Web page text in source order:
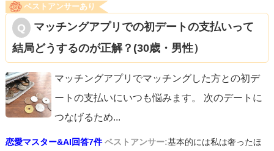
ベストアンサーあり
マッチングアプリでの初デートの支払いって
結局どうするのが正解？(30歳・男性）
マッチングアプリでマッチングした方との初デ
ートの支払いにいつも悩みます。 次のデートに
つなげるため...
恋愛マスター&AI回答7件 ベストアンサー:基本的には私は奢ったほ